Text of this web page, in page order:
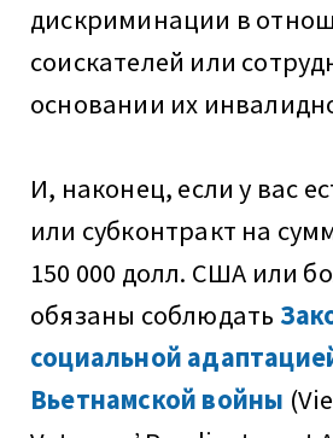
дискриминации в
соискателей или
основании их
И, наконец, если у вас
или субконтракт на
150 000 долл. США или
обязаны соблюдать
социальной
Вьетнамской войны